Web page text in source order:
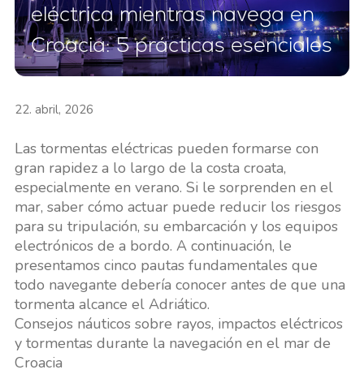
eléctrica mientras navega en
Croacia: 5 prácticas esenciales
22. abril, 2026
Las tormentas eléctricas pueden formarse con
gran rapidez a lo largo de la costa croata,
especialmente en verano. Si le sorprenden en el
mar, saber cómo actuar puede reducir los riesgos
para su tripulación, su embarcación y los equipos
electrónicos de a bordo. A continuación, le
presentamos cinco pautas fundamentales que
todo navegante debería conocer antes de que una
tormenta alcance el Adriático.
Consejos náuticos sobre rayos, impactos eléctricos
y tormentas durante la navegación en el mar de
Croacia